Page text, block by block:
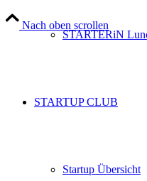
STARTERiN
STARTUP CLUB
Startup Übersicht
Nach oben scrollen